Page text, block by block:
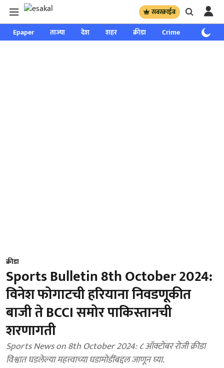
सबस्क्राईब
Epaper ताज्या देश शहर क्रीडा Crime साप्ताहिक
क्रीडा
Sports Bulletin 8th October 2024:
विनेश फोगाटची हरियाना निवडणूकीत
बाजी ते BCCI समोर पाकिस्तानची
शरणागती
Sports News on 8th October 2024: ८ ऑक्टोबर रोजी क्रीडा
विश्वात घडलेल्या महत्त्वाच्या घडामोडींबद्दल जाणून घ्या.